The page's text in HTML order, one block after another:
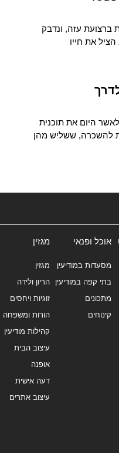
ברצועת עזה, ונדבק
את חייו
לאשר היום את תוכנית
95 דירות המיועדות להשכרה, ששליש מהן
אוכל ופנאי
מסעדות במודיעין
בתי קפה במודיעין
מתכונים
קינוחים
מגזין
מגזין
הריון ולידה
זוגיות ויחסים
הורות ומשפחה
קהילות מודיעין
עיצוב הבית
אופנה
דעה אישית
עיצוב אתרים